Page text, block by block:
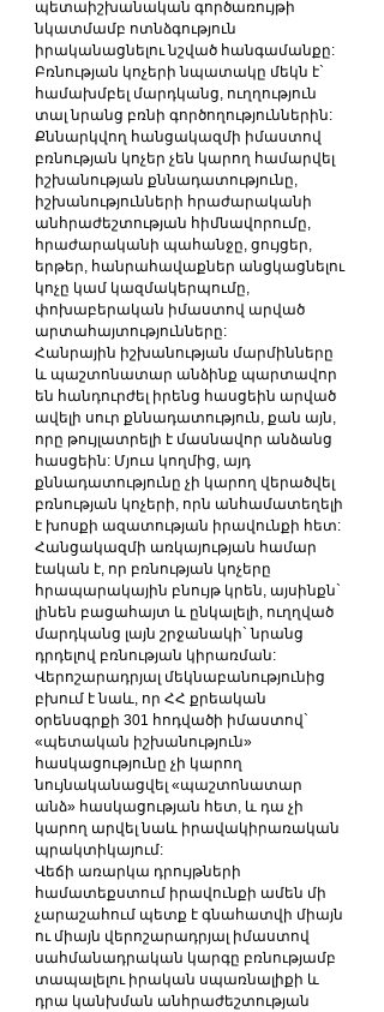
պետաիշխանական գործառույթի
նկատմամբ ոտնձգություն
իրականացնելու նշված հանգամանքը:
Բռնության կոչերի նպատակը մեկն է`
համախմբել մարդկանց, ուղղություն
տալ նրանց բռնի գործողություններին:
Քննարկվող հանցակազմի իմաստով
բռնության կոչեր չեն կարող համարվել
իշխանության քննադատությունը,
իշխանությունների հրաժարականի
անհրաժեշտության հիմնավորումը,
հրաժարականի պահանջը, ցույցեր,
երթեր, հանրահավաքներ անցկացնելու
կոչը կամ կազմակերպումը,
փոխաբերական իմաստով արված
արտահայտությունները:
Հանրային իշխանության մարմինները
և պաշտոնատար անձինք պարտավոր
են հանդուրժել իրենց հասցեին արված
ավելի սուր քննադատություն, քան այն,
որը թույլատրելի է մասնավոր անձանց
հասցեին: Մյուս կողմից, այդ
քննադատությունը չի կարող վերածվել
բռնության կոչերի, որն անհամատեղելի
է խոսքի ազատության իրավունքի հետ:
Հանցակազմի առկայության համար
էական է, որ բռնության կոչերը
հրապարակային բնույթ կրեն, այսինքն`
լինեն բացահայտ և ընկալելի, ուղղված
մարդկանց լայն շրջանակի` նրանց
դրդելով բռնության կիրառման:
Վերոշարադրյալ մեկնաբանությունից
բխում է նաև, որ ՀՀ քրեական
օրենսգրքի 301 հոդվածի իմաստով`
«պետական իշխանություն»
հասկացությունը չի կարող
նույնականացվել «պաշտոնատար
անձ» հասկացության հետ, և դա չի
կարող արվել նաև իրավակիրառական
պրակտիկայում:
Վեճի առարկա դրույթների
համատեքստում իրավունքի ամեն մի
չարաշահում պետք է գնահատվի միայն
ու միայն վերոշարադրյալ իմաստով
սահմանադրական կարգը բռնությամբ
տապալելու իրական սպառնալիքի և
դրա կանխման անհրաժեշտության